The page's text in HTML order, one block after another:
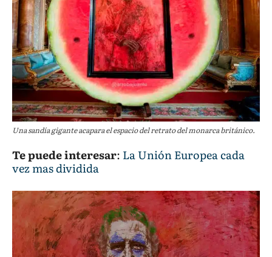
Una sandía gigante acapara el espacio del retrato del monarca británico.
Te puede interesar: La Unión Europea cada
vez mas dividida